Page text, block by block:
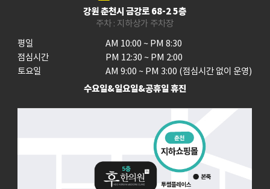
강원 춘천시 금강로 68-2 5층
주차 : 지하상가 주차장
평일
점심시간
토요일
AM 10:00 ~ PM 8:30
PM 12:30 ~ PM 2:00
AM 9:00 ~ PM 3:00 (점심시간 없이 운영)
수요일&일요일&공휴일 휴진